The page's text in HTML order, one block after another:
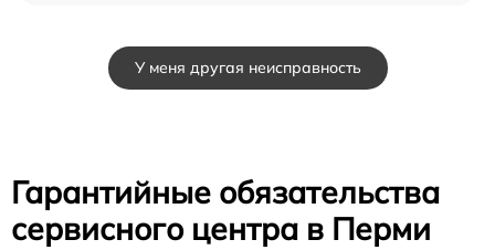
У меня другая неисправность
Гарантийные обязательства
сервисного центра в Перми